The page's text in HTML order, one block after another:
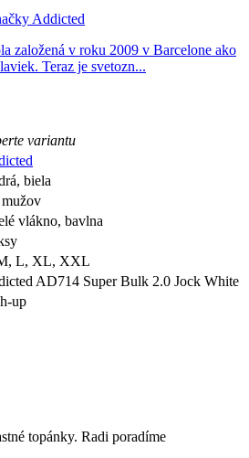
Addicted
založená v roku 2009 v Barcelone ako
Teraz je svetozn...
variantu
biela
vlákno, bavlna
L, XL, XXL
AD714 Super Bulk 2.0 Jock White
up
topánky. Radi poradíme